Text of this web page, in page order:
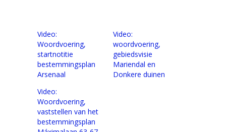
Video:
Woordvoering,
startnotitie
bestemmingsplan
Arsenaal
Video:
woordvoering,
gebiedsvisie
Mariendal en
Donkere duinen
Video:
Woordvoering,
vaststellen van het
bestemmingsplan